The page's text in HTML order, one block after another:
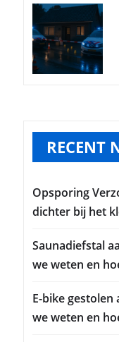
RECENT
Opsporing
dichter bij het
Saunadiefstal
we weten en
E-bike
we weten en